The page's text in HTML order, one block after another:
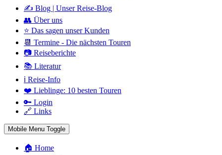
✍️ Blog | Unser Reise-Blog
👥 Über uns
⭐ Das sagen unser Kunden
📆 Termine - Die nächsten Touren
📷 Reiseberichte
📚 Literatur
ℹ️ Reise-Info
❤️ Lieblinge: 10 besten Touren
🔑 Login
🔗 Links
Mobile Menu Toggle
🏠 Home